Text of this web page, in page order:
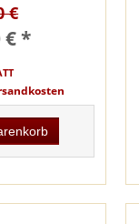
€ *
€